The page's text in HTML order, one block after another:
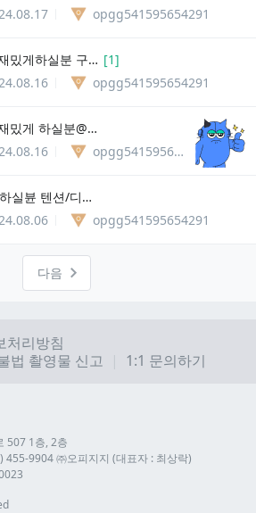
opgg541595654291
디코하면서 칼바 재밌게하실분 구함니다 (4/5) [1]
opgg541595654291
디코하면서 칼바 재밌게 하실분@@@ (2/5)
opgg541595654291
😄😄 칼바람나락 하실뷴 텐션/디코 필슈 😄😄 (4/5)
opgg541595654291
다음
처리방침
법 촬영물 신고 1:1 문의하기
507 1층, 2층
455-9904 ㈜오피지지 (대표자 : 최상락)